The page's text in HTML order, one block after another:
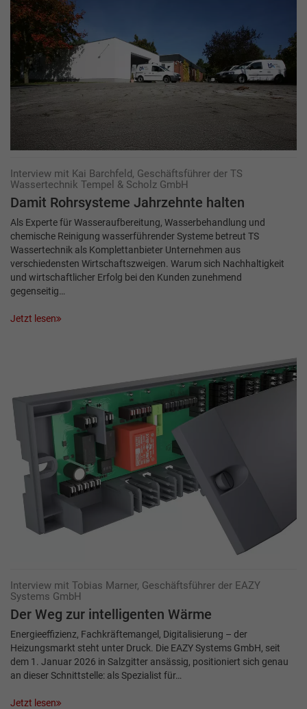
Interview mit Kai Barchfeld, Geschäftsführer der TS
Wassertechnik Tempel & Scholz GmbH
Damit Rohrsysteme Jahrzehnte halten
Als Experte für Wasseraufbereitung, Wasserbehandlung und
chemische Reinigung wasserführender Systeme betreut TS
Wassertechnik als Komplettanbieter Unternehmen aus
verschiedensten Wirtschaftszweigen. Warum sich Nachhaltigkeit
und wirtschaftlicher Erfolg bei den Kunden zunehmend
gegenseitig…
Jetzt lesen
Interview mit Tobias Marner, Geschäftsführer der EAZY
Systems GmbH
Der Weg zur intelligenten Wärme
Energieeffizienz, Fachkräftemangel, Digitalisierung – der
Heizungsmarkt steht unter Druck. Die EAZY Systems GmbH, seit
dem 1. Januar 2026 in Salzgitter ansässig, positioniert sich genau
an dieser Schnittstelle: als Spezialist für…
Jetzt lesen